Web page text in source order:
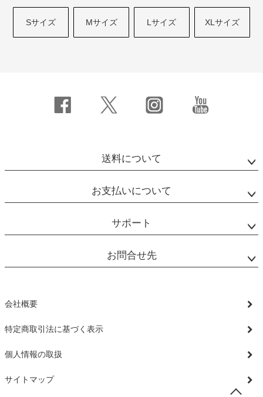
Sサイズ Mサイズ Lサイズ XLサイズ
送料について
お支払いについて
サポート
お問合せ先
会社概要
特定商取引法に基づく表示
個人情報の取扱
サイトマップ